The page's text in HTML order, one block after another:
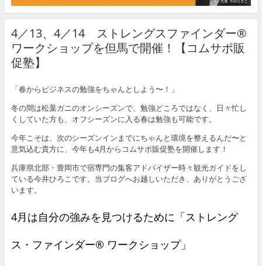
4／13、4／14 ストレングスファインダー®
ワークショップを但馬で開催！【コムサポ販
促塾】
「春からビジネスの勉強をちゃんとしよう〜！」
冬の間は松葉ガニのオンシーズンで、勉強どころではなく、日々忙し
くしていた方も、オフシーズンに入る春は勉強も可能です。
今年こそは、次のシーズンインまでにちゃんと環境を整えるんだ〜と
意気込む貴方に、今年も4月からコムサポ販促塾を開催します！
兵庫県北部・豊岡市で宿専門の集客アドバイザー時々観光ガイドをし
ている今井ひろこです。当ブログへお越しいただき、ありがとうござ
います。
4月は自分の強みを見つけるために「ストレング
ス・ファインダー® ワークショップ」